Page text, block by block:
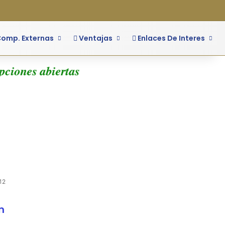
Externas Ventajas Enlaces De Interes
abiertas